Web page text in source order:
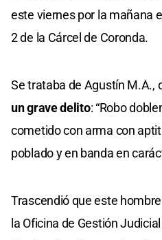
este viernes por la mañana
2 de la Cárcel de Coronda.
Se trataba de Agustín M.A.,
un grave delito: “Robo
cometido con arma con
poblado y en banda en
Trascendió que este
la Oficina de Gestión